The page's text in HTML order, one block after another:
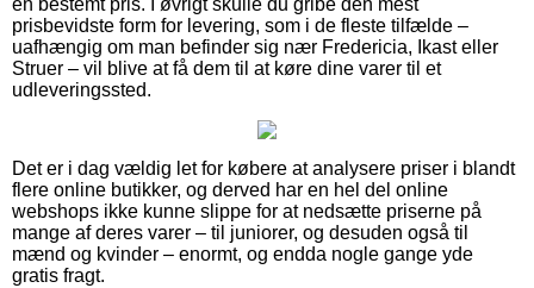
prisbevidste form for levering, som i de fleste tilfælde –
uafhængig om man befinder sig nær Fredericia, Ikast eller
Struer – vil blive at få dem til at køre dine varer til et
udleveringssted.
Det er i dag vældig let for købere at analysere priser i blandt
flere online butikker, og derved har en hel del online
webshops ikke kunne slippe for at nedsætte priserne på
mange af deres varer – til juniorer, og desuden også til
mænd og kvinder – enormt, og endda nogle gange yde
gratis fragt.